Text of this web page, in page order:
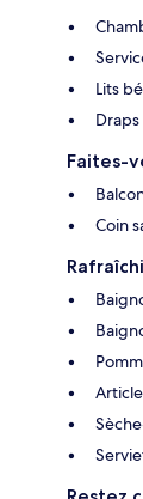
Lits
Draps
Faites-
Coin